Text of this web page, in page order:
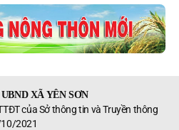
XÃ YÊN SƠN
của Sở thông tin và Truyền thông
2021